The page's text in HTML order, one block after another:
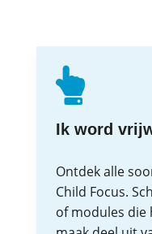
Ik word
Ontdek alle
Child Focus.
of modules die